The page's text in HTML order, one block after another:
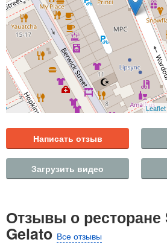
Leaflet
Написать отзыв
Загрузить видео
Отзывы о ресторане
Gelato Все отзывы